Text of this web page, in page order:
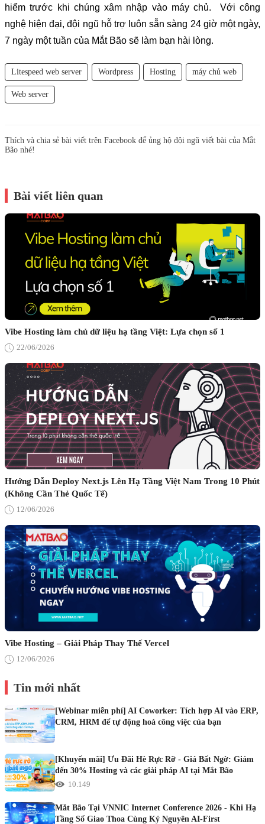
hiểm trước khi chúng xâm nhập vào máy chủ.  Với công
nghệ hiện đại, đội ngũ hỗ trợ luôn sẵn sàng 24 giờ một ngày,
7 ngày một tuần của Mắt Bão sẽ làm bạn hài lòng.
Litespeed web server Wordpress Hosting máy chủ web
Web server
Thích và chia sẻ bài viết trên Facebook để ủng hộ đội ngũ viết bài của Mắt
Bão nhé!
Bài viết liên quan
Vibe Hosting làm chủ dữ liệu hạ tầng Việt: Lựa chọn số 1
22/06/2026
Hướng Dẫn Deploy Next.js Lên Hạ Tầng Việt Nam Trong 10 Phút
(Không Cần Thẻ Quốc Tế)
12/06/2026
Vibe Hosting – Giải Pháp Thay Thế Vercel
12/06/2026
Tin mới nhất
[Webinar miễn phí] AI Coworker: Tích hợp AI vào ERP,
CRM, HRM để tự động hoá công việc của bạn
[Khuyến mãi] Ưu Đãi Hè Rực Rỡ - Giá Bất Ngờ: Giảm
đến 30% Hosting và các giải pháp AI tại Mắt Bão
10.149
Mắt Bão Tại VNNIC Internet Conference 2026 - Khi Hạ
Tầng Số Giao Thoa Cùng Kỷ Nguyên AI-First